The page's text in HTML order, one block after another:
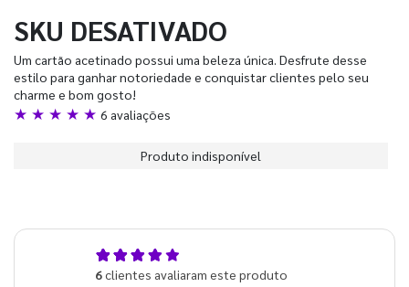
SKU DESATIVADO
Um cartão acetinado possui uma beleza única. Desfrute desse
estilo para ganhar notoriedade e conquistar clientes pelo seu
charme e bom gosto!
★ ★ ★ ★ ★ 6 avaliações
Produto indisponível
6clientes avaliaram este produto